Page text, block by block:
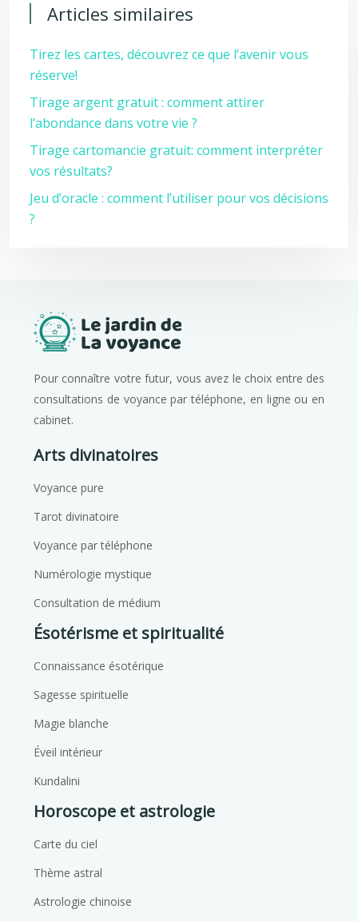
Articles similaires
Tirez les cartes, découvrez ce que l’avenir vous
réserve!
Tirage argent gratuit : comment attirer
l’abondance dans votre vie ?
Tirage cartomancie gratuit: comment interpréter
vos résultats?
Jeu d’oracle : comment l’utiliser pour vos décisions
?
Pour connaître votre futur, vous avez le choix entre des
consultations de voyance par téléphone, en ligne ou en
cabinet.
Arts divinatoires
Voyance pure
Tarot divinatoire
Voyance par téléphone
Numérologie mystique
Consultation de médium
Ésotérisme et spiritualité
Connaissance ésotérique
Sagesse spirituelle
Magie blanche
Éveil intérieur
Kundalini
Horoscope et astrologie
Carte du ciel
Thème astral
Astrologie chinoise